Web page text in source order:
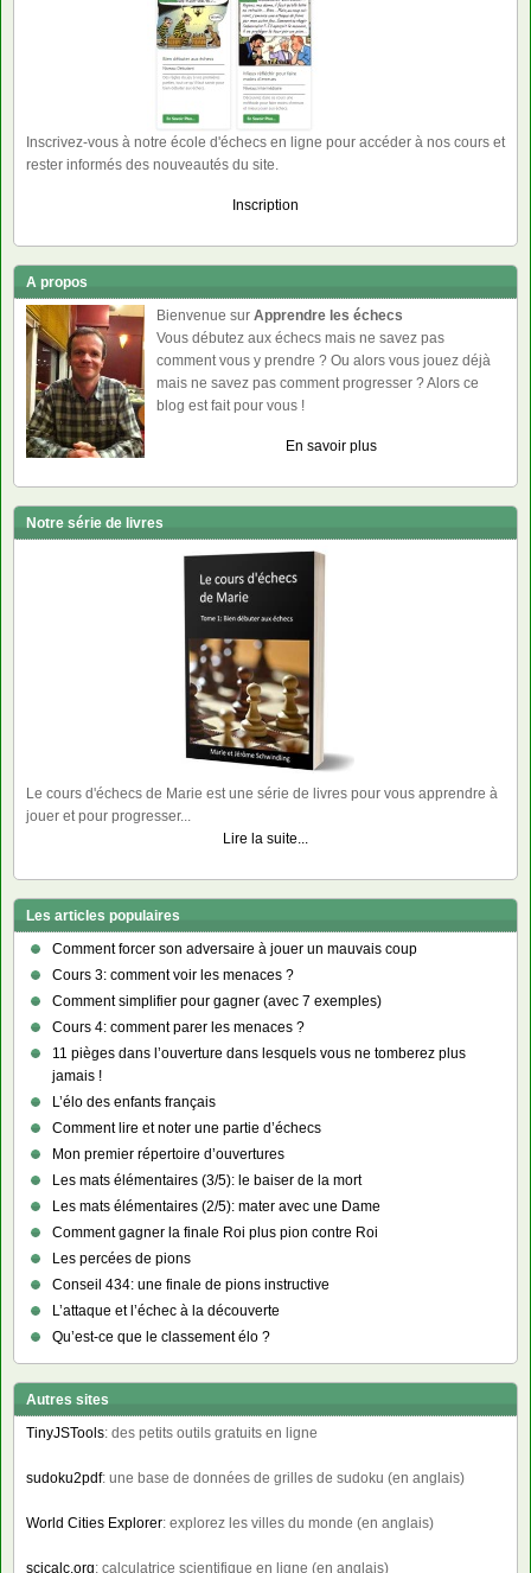
Inscrivez-vous à notre école d'échecs en ligne pour accéder à nos cours et
rester informés des nouveautés du site.
Inscription
A propos
Bienvenue sur Apprendre les échecs
Vous débutez aux échecs mais ne savez pas
comment vous y prendre ? Ou alors vous jouez déjà
mais ne savez pas comment progresser ? Alors ce
blog est fait pour vous !
En savoir plus
Notre série de livres
Le cours d'échecs de Marie est une série de livres pour vous apprendre à
jouer et pour progresser...
Lire la suite...
Les articles populaires
Comment forcer son adversaire à jouer un mauvais coup
Cours 3: comment voir les menaces ?
Comment simplifier pour gagner (avec 7 exemples)
Cours 4: comment parer les menaces ?
11 pièges dans l’ouverture dans lesquels vous ne tomberez plus
jamais !
L’élo des enfants français
Comment lire et noter une partie d’échecs
Mon premier répertoire d’ouvertures
Les mats élémentaires (3/5): le baiser de la mort
Les mats élémentaires (2/5): mater avec une Dame
Comment gagner la finale Roi plus pion contre Roi
Les percées de pions
Conseil 434: une finale de pions instructive
L’attaque et l’échec à la découverte
Qu’est-ce que le classement élo ?
Autres sites
TinyJSTools: des petits outils gratuits en ligne
sudoku2pdf: une base de données de grilles de sudoku (en anglais)
World Cities Explorer: explorez les villes du monde (en anglais)
scicalc.org: calculatrice scientifique en ligne (en anglais)